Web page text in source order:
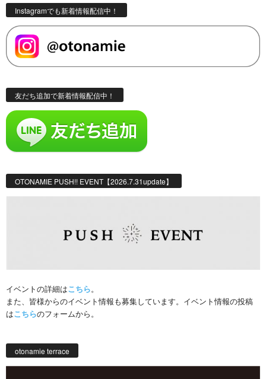
Instagramでも新着情報配信中！
友だち追加で新着情報配信中！
OTONAMIE PUSH!! EVENT【2026.7.31update】
イベントの詳細はこちら。
また、皆様からのイベント情報も募集しています。イベント情報の投稿
はこちらのフォームから。
otonamie terrace